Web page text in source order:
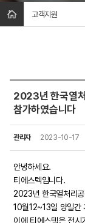
고객지원
2023년 한국열
참가하였습니다
관리자 2023-10-17
안녕하세요.
티에스텍입니다.
2023년 한국열처리
10월12~13일 양일간
이에 티에스텍은 전